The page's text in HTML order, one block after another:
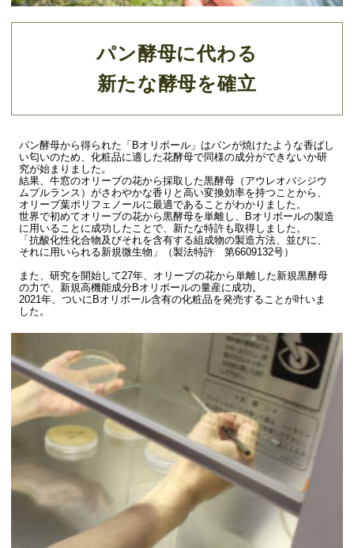
パン酵母に代わる
新たな酵母を確立
パン酵母から得られた「Bオリボール」はパンが焼けたような香ばし
い匂いのため、化粧品に適した花酵母で同様の成分ができないか研
究が始まりました。
結果、牛窓のオリーブの花から採取した黒酵母（アウレオバシジウ
ムプルランス）がさわやかな香りと高い変換効率を持つことから、
オリーブ葉ポリフェノールに最適であることがわかりました。
世界で初めてオリーブの花から黒酵母を単離し、Bオリボールの製造
に用いることに成功したことで、新たな特許も取得しました。
「抗酸化性化合物及びそれを含有する組成物の製造方法、並びに、
それに用いられる新規微生物」（製法特許 第6609132号）
また、研究を開始して27年、オリーブの花から単離した新規黒酵母
の力で、新規高機能成分Bオリボールの量産に成功。
2021年、ついにBオリボール含有の化粧品を発売することが叶いま
した。